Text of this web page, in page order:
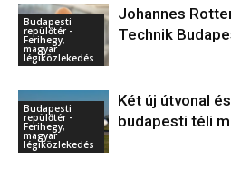
Budapesti
repülőtér -
Ferihegy,
magyar
légiközlekedés
Johannes
Technik
Budapesti
repülőtér -
Ferihegy,
magyar
légiközlekedés
Két új útvonal
budapesti téli